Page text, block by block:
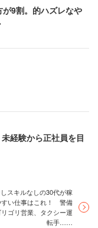
9割。的ハズレなや
経験から正社員を目
スキルなしの30代が稼
すい仕事はこれ！ 警備
リゴリ営業、タクシー運
転手……